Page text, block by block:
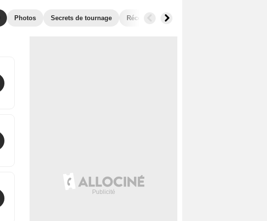
Photos Secrets de tournage Récompenses